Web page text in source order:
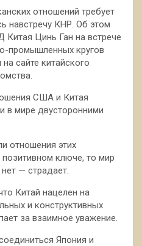
отношений требует
навстречу КНР. Об этом
Китая Цинь Ган на встрече
промышленных кругов
сайте китайского
США и Китая
в мире двусторонними
отношения этих
позитивном ключе, то мир
— страдает.
Китай нацелен на
и конструктивных
за взаимное уважение.
Япония и